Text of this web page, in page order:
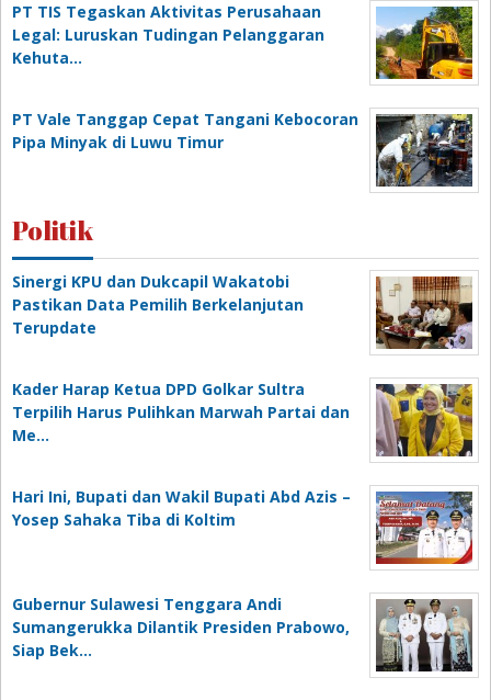
PT TIS Tegaskan Aktivitas Perusahaan
Legal: Luruskan Tudingan Pelanggaran
Kehuta…
PT Vale Tanggap Cepat Tangani Kebocoran
Pipa Minyak di Luwu Timur
Politik
Sinergi KPU dan Dukcapil Wakatobi
Pastikan Data Pemilih Berkelanjutan
Terupdate
Kader Harap Ketua DPD Golkar Sultra
Terpilih Harus Pulihkan Marwah Partai dan
Me…
Hari Ini, Bupati dan Wakil Bupati Abd Azis –
Yosep Sahaka Tiba di Koltim
Gubernur Sulawesi Tenggara Andi
Sumangerukka Dilantik Presiden Prabowo,
Siap Bek…